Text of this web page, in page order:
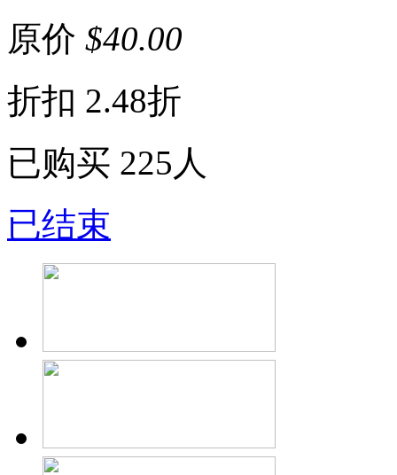
原价 $40.00
折扣 2.48折
已购买 225人
已结束